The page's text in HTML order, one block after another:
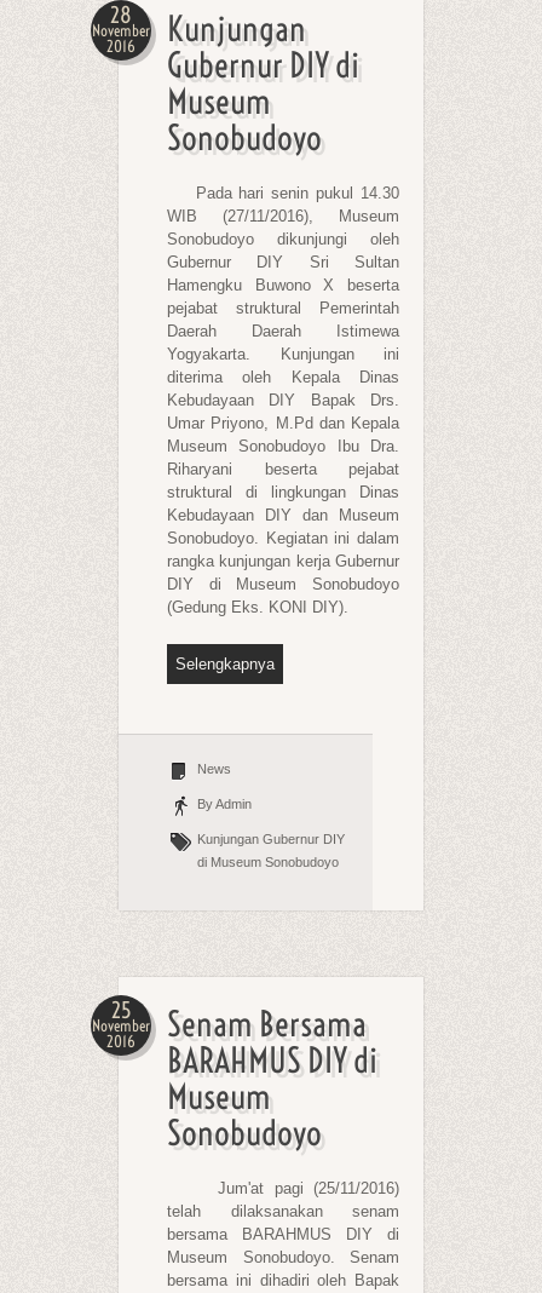
28
November
2016
Kunjungan
Gubernur DIY di
Museum
Sonobudoyo
Pada hari senin pukul 14.30
WIB (27/11/2016), Museum
Sonobudoyo dikunjungi oleh
Gubernur DIY Sri Sultan
Hamengku Buwono X beserta
pejabat struktural Pemerintah
Daerah Daerah Istimewa
Yogyakarta. Kunjungan ini
diterima oleh Kepala Dinas
Kebudayaan DIY Bapak Drs.
Umar Priyono, M.Pd dan Kepala
Museum Sonobudoyo Ibu Dra.
Riharyani beserta pejabat
struktural di lingkungan Dinas
Kebudayaan DIY dan Museum
Sonobudoyo. Kegiatan ini dalam
rangka kunjungan kerja Gubernur
DIY di Museum Sonobudoyo
(Gedung Eks. KONI DIY).
Selengkapnya
News
By Admin
Kunjungan Gubernur DIY
di Museum Sonobudoyo
25
November
2016
Senam Bersama
BARAHMUS DIY di
Museum
Sonobudoyo
Jum'at pagi (25/11/2016)
telah dilaksanakan senam
bersama BARAHMUS DIY di
Museum Sonobudoyo. Senam
bersama ini dihadiri oleh Bapak